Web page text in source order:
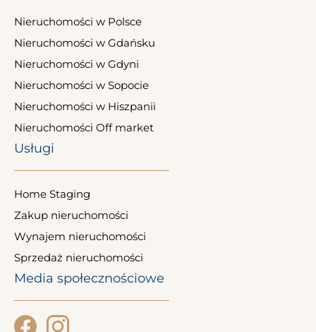
Nieruchomości w Polsce
Nieruchomości w Gdańsku
Nieruchomości w Gdyni
Nieruchomości w Sopocie
Nieruchomości w Hiszpanii
Nieruchomości Off market
Usługi
Home Staging
Zakup nieruchomości
Wynajem nieruchomości
Sprzedaż nieruchomości
Media społecznościowe